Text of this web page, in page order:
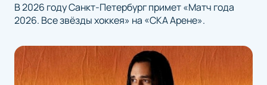
В 2026 году Санкт-Петербург примет «Матч года
2026. Все звёзды хоккея» на «СКА Арене».